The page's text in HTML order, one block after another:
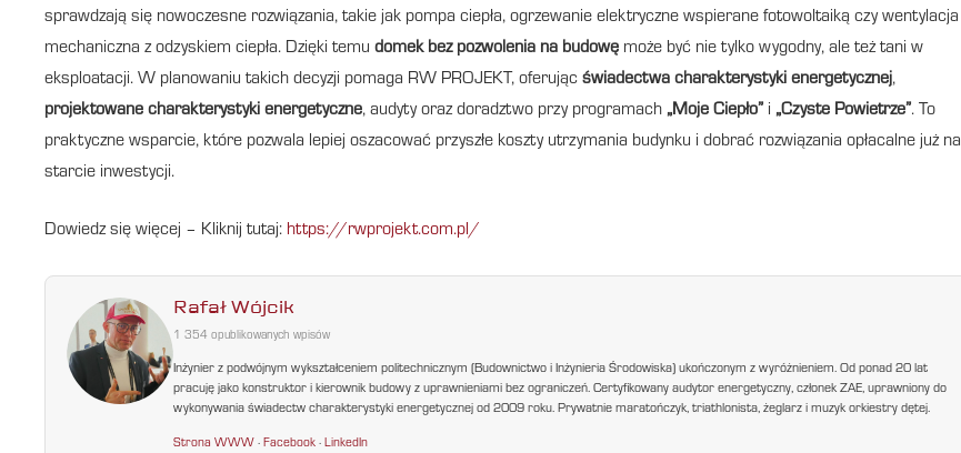
sprawdzają się nowoczesne rozwiązania, takie jak pompa ciepła, ogrzewanie elektryczne wspierane fotowoltaiką czy wentylacja
mechaniczna z odzyskiem ciepła. Dzięki temu domek bez pozwolenia na budowę może być nie tylko wygodny, ale też tani w
eksploatacji. W planowaniu takich decyzji pomaga RW PROJEKT, oferując świadectwa charakterystyki energetycznej,
projektowane charakterystyki energetyczne, audyty oraz doradztwo przy programach „Moje Ciepło” i „Czyste Powietrze”. To
praktyczne wsparcie, które pozwala lepiej oszacować przyszłe koszty utrzymania budynku i dobrać rozwiązania opłacalne już na
starcie inwestycji.
Dowiedz się więcej – Kliknij tutaj: https://rwprojekt.com.pl/
Rafał Wójcik
1 354 opublikowanych wpisów
Inżynier z podwójnym wykształceniem politechnicznym (Budownictwo i Inżynieria Środowiska) ukończonym z wyróżnieniem. Od ponad 20 lat
pracuję jako konstruktor i kierownik budowy z uprawnieniami bez ograniczeń. Certyfikowany audytor energetyczny, członek ZAE, uprawniony do
wykonywania świadectw charakterystyki energetycznej od 2009 roku. Prywatnie maratończyk, triathlonista, żeglarz i muzyk orkiestry dętej.
Strona WWW ·Facebook ·LinkedIn